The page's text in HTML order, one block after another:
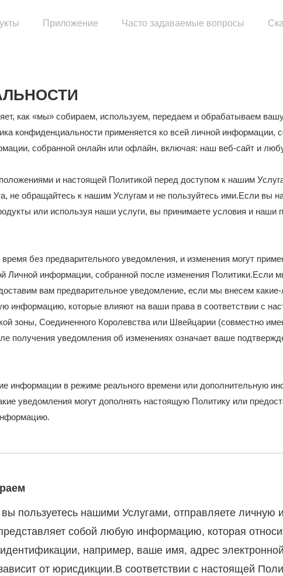
блок
Запасные части двигателя
Приложение Часто задаваемые вопросы
как «мы» собираем, используем, передаем и обрабатываем
конфиденциальности применяется ко всей личной информации,
собранной онлайн или офлайн, включая: наш веб-сайт и
и настоящей Политикой перед доступом к нашим
не обращайтесь к нашим Услугам и не пользуйтесь ими.Если вы
или используя наши услуги, вы принимаете условия и
без предварительного уведомления, и изменения могут
Личной информации, собранной после изменения
вам предварительное уведомление, если мы внесем
информацию, которые влияют на ваши права в соответствии с
зоны, Соединенного Королевства или Швейцарии (совместно
получения уведомления об изменениях означает ваше
информации в режиме реального времени или дополнительную
уведомления могут дополнять настоящую Политику или
пользуетесь нашими Услугами, отправляете личную
собой любую информацию, которая
например, ваше имя, адрес
от юрисдикции.В соответствии с настоящей